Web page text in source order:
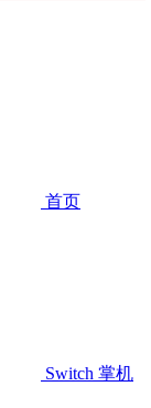
首页
Switch 掌机